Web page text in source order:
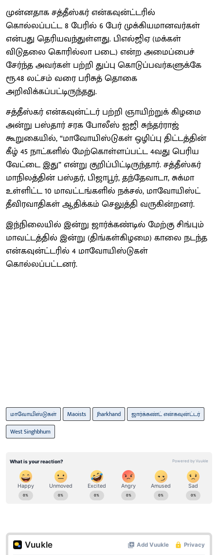
முன்னதாக சத்தீஸ்கர் என்கவுன்ட்டரில்
கொல்லப்பட்ட 8 பேரில் 6 பேர் முக்கியமானவர்கள்
என்பது தெரியவந்துள்ளது. பிஎல்ஜிஏ (மக்கள்
விடுதலை கொரில்லா படை) என்ற அமைப்பைச்
சேர்ந்த அவர்கள் பற்றி துப்பு கொடுப்பவர்களுக்கே
ரூ.48 லட்சம் வரை பரிசுத் தொகை
அறிவிக்கப்பட்டிருந்தது.
சத்தீஸ்கர் என்கவுன்ட்டர் பற்றி ஞாயிற்றுக் கிழமை
அன்று பஸ்தார் சரக போலீஸ் ஐஜி சுந்தர்ராஜ்
கூறுகையில், “மாவோயிஸ்டுகள் ஒழிப்பு திட்டத்தின்
கீழ் 45 நாட்களில் மேற்கொள்ளப்பட்ட 4வது பெரிய
வேட்டை இது” என்று குறிப்பிட்டிருந்தார். சத்தீஸ்கர்
மாநிலத்தின் பஸ்தர், பிஜாபூர், தந்தேவாடா, சுக்மா
உள்ளிட்ட 10 மாவட்டங்களில் நக்சல், மாவோயிஸ்ட்
தீவிரவாதிகள் ஆதிக்கம் செலுத்தி வருகின்றனர்.
இந்நிலையில் இன்று ஜார்க்கண்டில் மேற்கு சிங்பும்
மாவட்டத்தில் இன்று (திங்கள்கிழமை) காலை நடந்த
என்கவுன்ட்டரில் 4 மாவோயிஸ்டுகள்
கொல்லப்பட்டனர்.
மாவோயிஸ்டுகள் Maoists Jharkhand
ஜார்க்கண்ட் என்கவுன்ட்டர்
West Singhbhum